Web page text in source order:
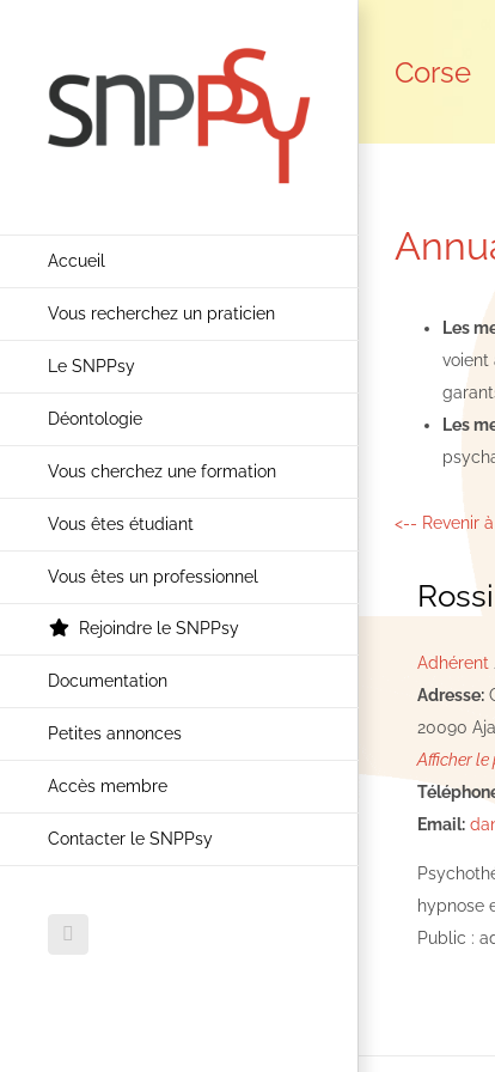
contenu
Accueil
Vous recherchez un praticien
Le SNPPsy
Déontologie
Vous cherchez une formation
Vous êtes étudiant
Vous êtes un professionnel
Rejoindre le SNPPsy
Documentation
Petites annonces
Accès membre
Contacter le SNPPsy
Facebook
Corse
Les
voient
Les
<-- Revenir
Adhérent
Adresse:
20090
Afficher le
Email:
hypnose
Public :